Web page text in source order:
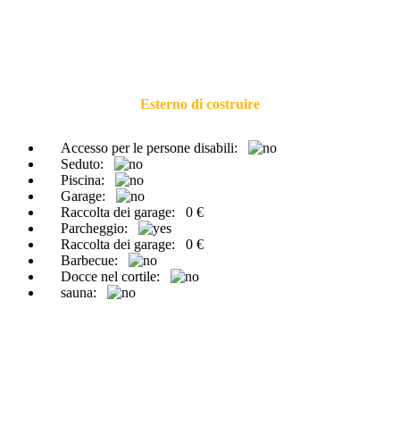
Esterno di costruire
Accesso per le persone disabili:
Seduto:
Piscina:
Garage:
Raccolta dei garage: 0 €
Parcheggio:
Raccolta dei garage: 0 €
Barbecue:
Docce nel cortile:
sauna: